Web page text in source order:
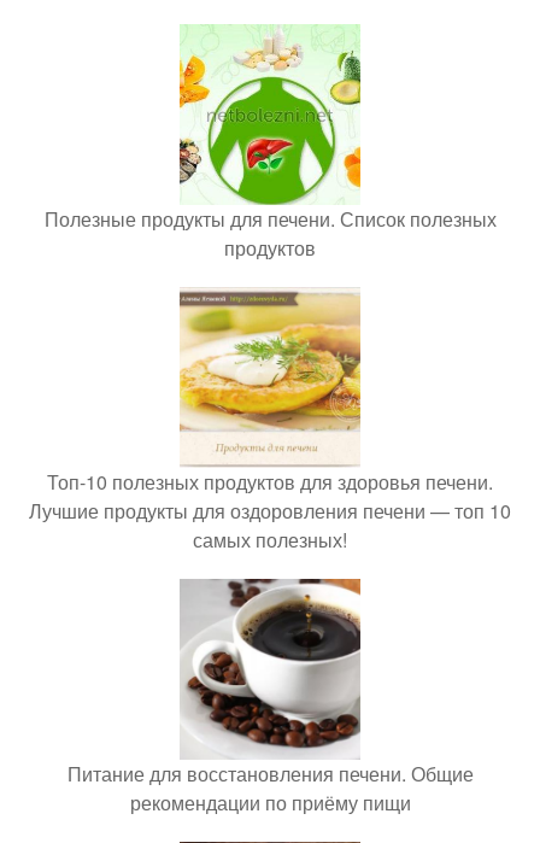
Полезные продукты для печени. Список полезных
продуктов
Топ-10 полезных продуктов для здоровья печени.
Лучшие продукты для оздоровления печени — топ 10
самых полезных!
Питание для восстановления печени. Общие
рекомендации по приёму пищи